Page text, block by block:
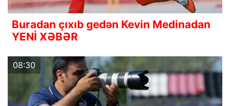
Buradan çıxıb gedən Kevin Medinadan
YENİ XƏBƏR
08:30